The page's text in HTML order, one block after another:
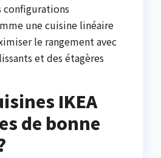
une cuisine linéaire
le rangement avec
et des étagères
IKEA
de bonne